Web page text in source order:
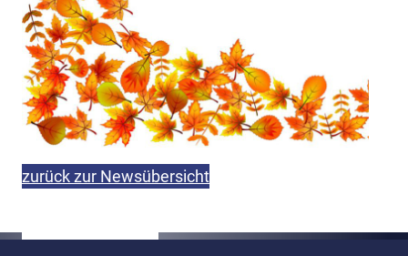
zurück zur Newsübersicht